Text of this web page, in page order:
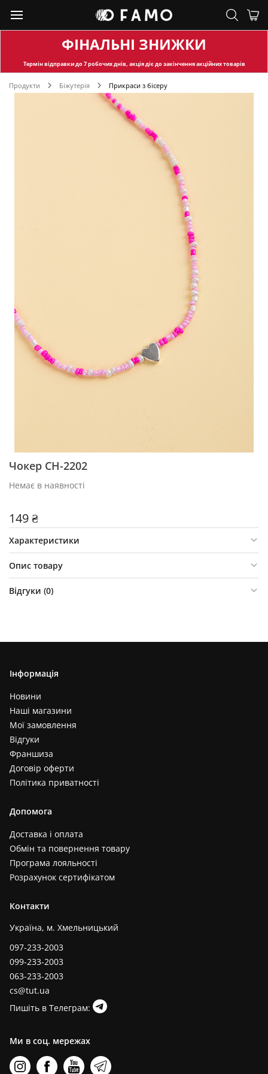
ФІНАЛЬНІ ЗНИЖКИ
Термін відправкидо 7 робочих днів, акція діє до закінчення акційних товарів
Продукти Біжутерія Прикраси з бісеру
Чокер CH-2202
Немає в наявності
149 ₴
Характеристики
Опис товару
Відгуки (0)
Інформація
Новини
Наші магазини
Мої замовлення
Відгуки
Франшиза
Договір оферти
Політика приватності
Допомога
Доставка і оплата
Обмін та повернення товару
Програма лояльності
Розрахунок сертифікатом
Контакти
Україна, м. Хмельницький
097-233-2003
099-233-2003
063-233-2003
cs@tut.ua
Пишіть в Телеграм:
Ми в соц. мережах